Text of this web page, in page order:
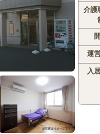
介護
運
入